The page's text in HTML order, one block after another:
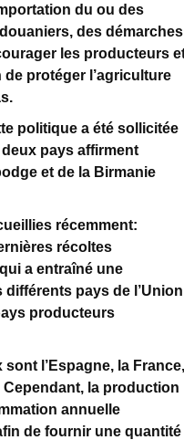
du ou des
des démarches
les producteurs
protéger l’agriculture
politique a été sollicitée
pays affirment
et de la Birmanie
récemment:
récoltes
a entraîné une
pays de
producteurs
l’Espagne, la France,
Cependant, la production
annuelle
de fournir une quantité